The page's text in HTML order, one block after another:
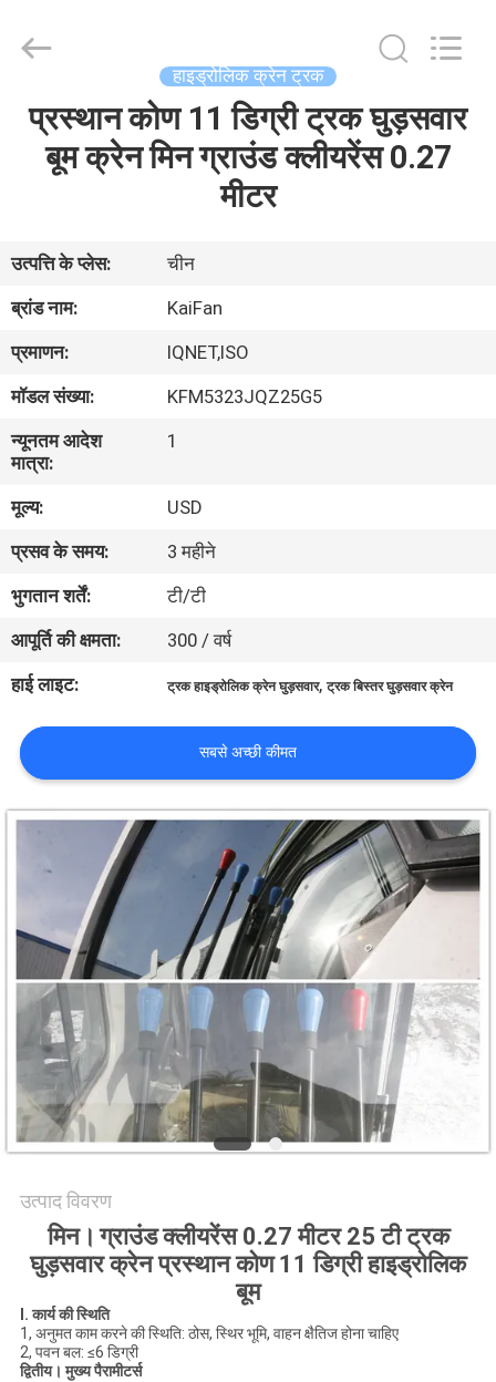
घर
हमारे
बारे
में
कारखाना
भ्रमण
गुणवत्ता
नियंत्रण
संपर्क
करें
समाचार
साइटमैप
PRIVACY
POLICY
Equipment
Reserved.
हाइड्रोलिक क्रेन ट्रक
प्रस्थान कोण 11 डिग्री ट्रक घुड़सवार
बूम क्रेन मिन ग्राउंड क्लीयरेंस 0.27
मीटर
उत्पत्ति के प्लेस:
चीन
ब्रांड नाम:
KaiFan
प्रमाणन:
IQNET,ISO
मॉडल संख्या:
KFM5323JQZ25G5
न्यूनतम आदेश
मात्रा:
1
मूल्य:
USD
प्रसव के समय:
3 महीने
भुगतान शर्तें:
टी/टी
आपूर्ति की क्षमता:
300 / वर्ष
हाई लाइट:
ट्रक हाइड्रोलिक क्रेन घुड़सवार,ट्रक बिस्तर घुड़सवार क्रेन
सबसे अच्छी कीमत
उत्पाद विवरण
मिन। ग्राउंड क्लीयरेंस 0.27 मीटर 25 टी ट्रक
घुड़सवार क्रेन प्रस्थान कोण 11 डिग्री हाइड्रोलिक
बूम
I. कार्य की स्थिति
1, अनुमत काम करने की स्थिति: ठोस, स्थिर भूमि, वाहन क्षैतिज होना चाहिए
2, पवन बल: ≤6 डिग्री
द्वितीय। मुख्य पैरामीटर्स